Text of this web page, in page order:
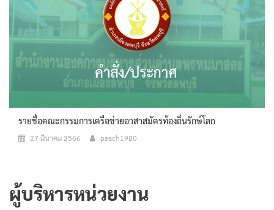
รายชื่อคณะกรรมการเครือข่ายอาสาสมัครท้องถิ่นรักษ์โลก
27 มีนาคม 2566 peach1980
ผู้บริหารหน่วยงาน